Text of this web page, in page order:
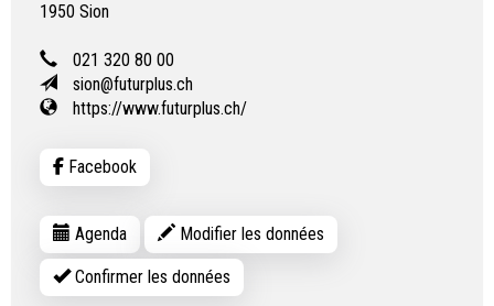
1950 Sion
021 320 80 00
sion@futurplus.ch
https://www.futurplus.ch/
Facebook
Agenda Modifier les données
Confirmer les données